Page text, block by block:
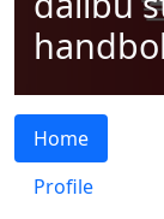
Home
Profile